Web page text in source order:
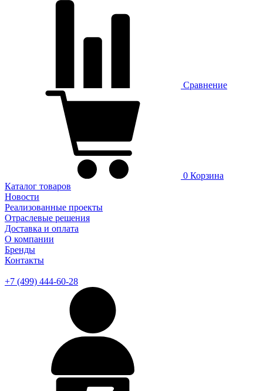
Сравнение
0 Корзина
Каталог товаров
Новости
Реализованные проекты
Отраслевые решения
Доставка и оплата
О компании
Бренды
Контакты
+7 (499) 444-60-28